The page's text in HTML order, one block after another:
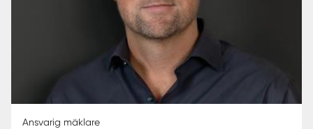
Ansvarig mäklare